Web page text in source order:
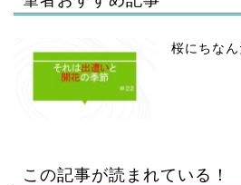
桜にちな
この記事が読まれている！